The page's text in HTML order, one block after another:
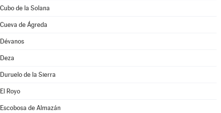
Cubo de la Solana
Cueva de Ágreda
Dévanos
Deza
Duruelo de la Sierra
El Royo
Escobosa de Almazán